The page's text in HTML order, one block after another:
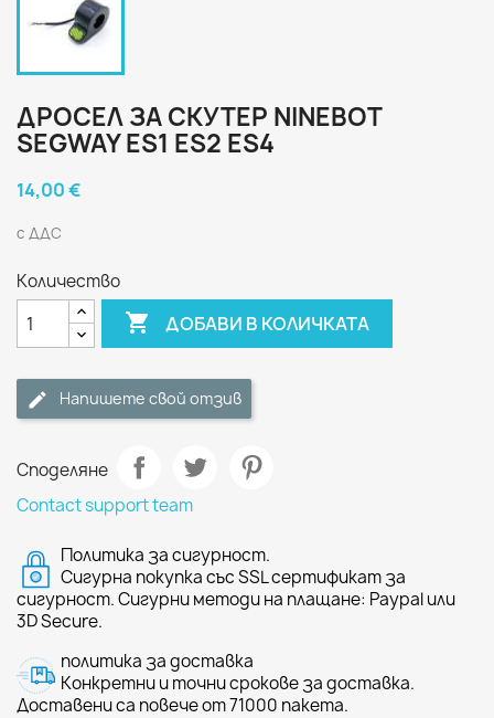
ДРОСЕЛ ЗА СКУТЕР NINEBOT
SEGWAY ES1 ES2 ES4
14,00 €
с ДДС
Количество
 ДОБАВИ В КОЛИЧКАТА
Напишете свой отзив
Споделяне
Contact support team
Политика за сигурност.
Сигурна покупка със SSL сертификат за
сигурност. Сигурни методи на плащане: Paypal или
3D Secure.
политика за доставка
Конкретни и точни срокове за доставка.
Доставени са повече от 71000 пакета.